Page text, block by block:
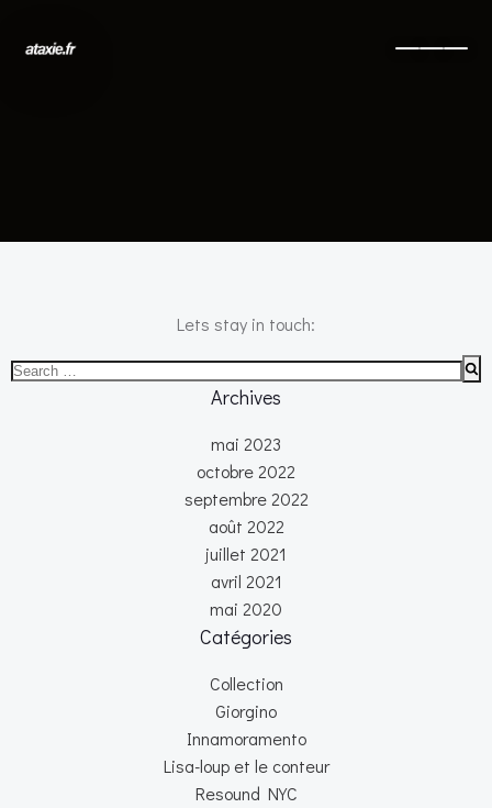
Lets stay in touch:
Search
Archives
mai 2023
octobre 2022
septembre 2022
août 2022
juillet 2021
avril 2021
mai 2020
Catégories
Collection
Giorgino
Innamoramento
Lisa-loup et le conteur
Resound NYC